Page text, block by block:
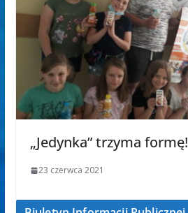
„Jedynka” trzyma formę!
23 czerwca 2021